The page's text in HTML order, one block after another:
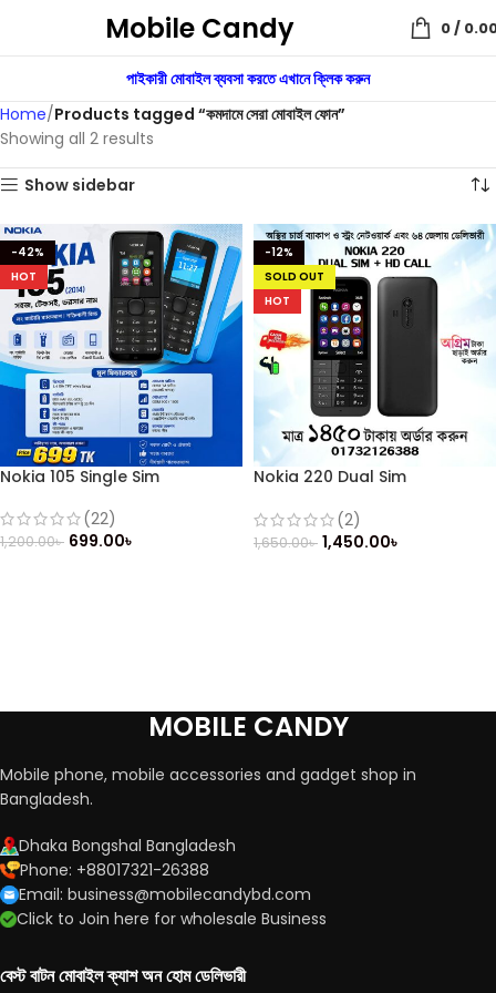
Mobile Candy 0/
পাইকারী মোবাইল ব্যবসা করতে এখানে ক্লিক করুন
Home Products tagged “কমদামে সেরা মোবাইল ফোন”
Showing all 2 results
Show sidebar
-42%
HOT
Nokia 105 Single Sim
(22)
1,200.00৳ 699.00৳
-12%
SOLD OUT
HOT
Nokia 220 Dual Sim
(2)
1,650.00৳ 1,450.00৳
MOBILE CANDY
Mobile phone, mobile accessories and gadget shop in
Bangladesh.
Dhaka Bongshal Bangladesh
Phone: +88017321-26388
Email: business@mobilecandybd.com
Click to Join here for wholesale Business
বেস্ট বাটন মোবাইল ক্যাশ অন হোম ডেলিভারী